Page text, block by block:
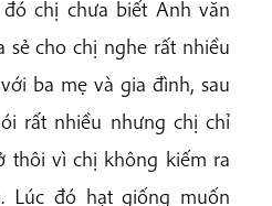
chị chưa biết Anh văn
sẻ cho chị nghe rất nhiều
ba mẹ và gia đình, sau
rất nhiều nhưng chị chỉ
thôi vì chị không kiếm ra
Lúc đó hạt giống muốn